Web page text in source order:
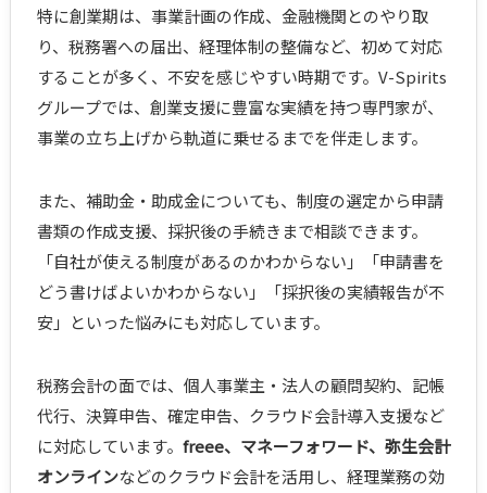
特に創業期は、事業計画の作成、金融機関とのやり取
り、税務署への届出、経理体制の整備など、初めて対応
することが多く、不安を感じやすい時期です。V-Spirits
グループでは、創業支援に豊富な実績を持つ専門家が、
事業の立ち上げから軌道に乗せるまでを伴走します。
また、補助金・助成金についても、制度の選定から申請
書類の作成支援、採択後の手続きまで相談できます。
「自社が使える制度があるのかわからない」「申請書を
どう書けばよいかわからない」「採択後の実績報告が不
安」といった悩みにも対応しています。
税務会計の面では、個人事業主・法人の顧問契約、記帳
代行、決算申告、確定申告、クラウド会計導入支援など
に対応しています。 freee、マネーフォワード、弥生会計
オンラインなどのクラウド会計を活用し、経理業務の効